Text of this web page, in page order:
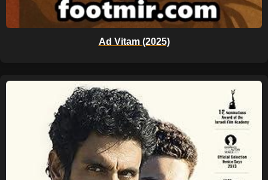
Ad Vitam (2025)